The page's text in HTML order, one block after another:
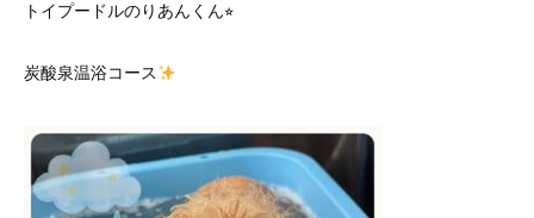
トイプードルのりあんくん⭐︎
炭酸泉温浴コース